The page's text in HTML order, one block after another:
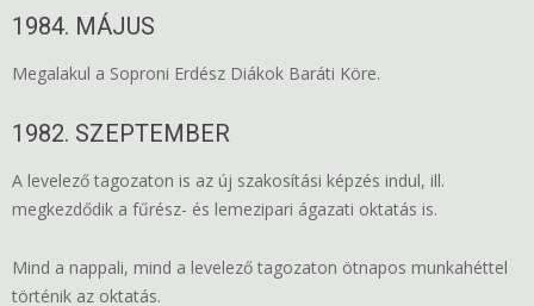
1984. MÁJUS
Megalakul a Soproni Erdész Diákok Baráti Köre.
1982. SZEPTEMBER
A levelező tagozaton is az új szakosítási képzés indul, ill.
megkezdődik a fűrész- és lemezipari ágazati oktatás is.
Mind a nappali, mind a levelező tagozaton ötnapos munkahéttel
történik az oktatás.